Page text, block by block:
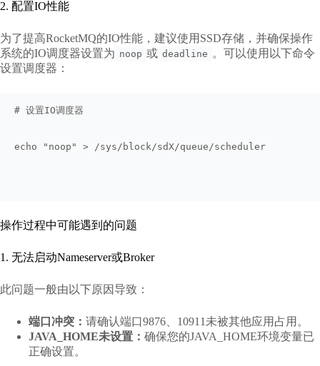
2. 配置IO性能
为了提高RocketMQ的IO性能，建议使用SSD存储，并确保操作
系统的IO调度器设置为 noop 或 deadline 。可以使用以下命令
设置调度器：
# 设置IO调度器
echo "noop" > /sys/block/sdX/queue/scheduler
操作过程中可能遇到的问题
1. 无法启动Nameserver或Broker
此问题一般由以下原因导致：
端口冲突： 请确认端口9876、10911未被其他应用占用。
JAVA_HOME未设置： 确保您的JAVA_HOME环境变量已
正确设置。